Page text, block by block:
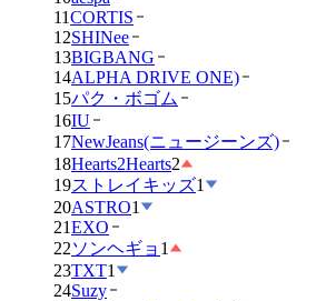
11CORTIS
12SHINee
13BIGBANG
14ALPHA DRIVE ONE)
15パク・ボゴム
16IU
17NewJeans(ニュージーンズ)
18Hearts2Hearts2
19ストレイキッズ1
20ASTRO1
21EXO
22ソンヘギョ 1
23TXT1
24Suzy